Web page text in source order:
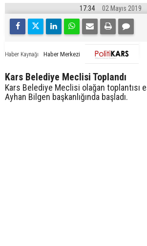
17:34 02 Mayıs 2019
Haber Kaynağı Haber Merkezi
Kars Belediye Meclisi Toplandı
Kars Belediye Meclisi olağan toplantısı
Ayhan Bilgen başkanlığında başladı.